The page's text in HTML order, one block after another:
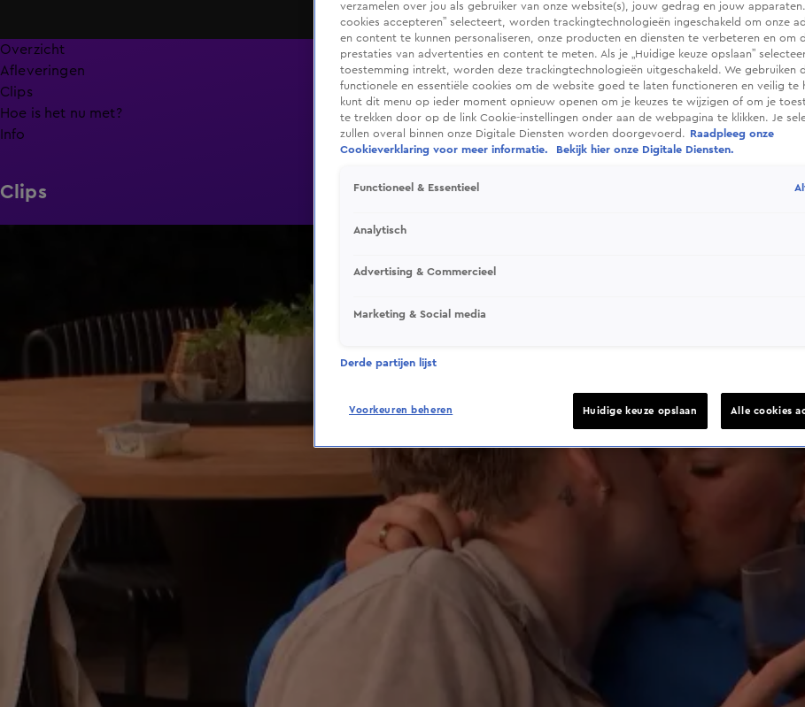
Overzicht
Afleveringen
Clips
Hoe is het nu met?
Info
Clips
verzamelen over jou als gebruiker van onze website(s), jouw gedrag en jouw apparaten.
cookies accepteren” selecteert, worden trackingtechnologieën ingeschakeld om onze
en content te kunnen personaliseren, onze producten en diensten te verbeteren en om
prestaties van advertenties en content te meten. Als je „Huidige keuze opslaan”
toestemming intrekt, worden deze trackingtechnologieën uitgeschakeld. We gebruiken
functionele en essentiële cookies om de website goed te laten functioneren en veilig te
kunt dit menu op ieder moment opnieuw openen om je keuzes te wijzigen of om je
te trekken door op de link Cookie-instellingen onder aan de webpagina te klikken. Je
zullen overal binnen onze Digitale Diensten worden doorgevoerd.
Raadpleeg onze
Cookieverklaring voor meer informatie.
Bekijk hier onze Digitale Diensten.
Functioneel & Essentieel
Analytisch
Advertising & Commercieel
Marketing & Social media
Derde partijen lijst
Voorkeuren beheren Huidige keuze opslaan Alle cookies